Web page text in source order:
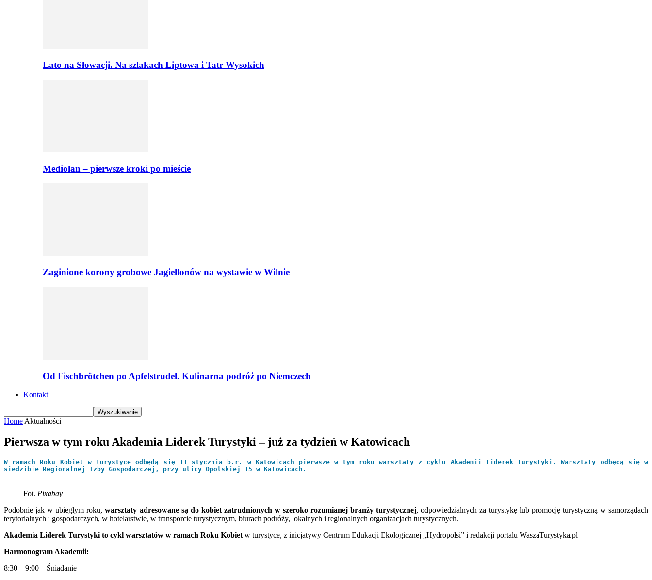
Lato na Słowacji. Na szlakach Liptowa i Tatr Wysokich
Mediolan – pierwsze kroki po mieście
Zaginione korony grobowe Jagiellonów na wystawie w Wilnie
Od Fischbrötchen po Apfelstrudel. Kulinarna podróż po Niemczech
Kontakt
Home Aktualności
Pierwsza w tym roku Akademia Liderek Turystyki – już za tydzień w Katowicach
W ramach Roku Kobiet w turystyce odbędą się 11 stycznia b.r. w Katowicach pierwsze w tym roku warsztaty z cyklu Akademii Liderek Turystyki. Warsztaty odbędą się w
siedzibie Regionalnej Izby Gospodarczej, przy ulicy Opolskiej 15 w Katowicach.
Fot. Pixabay
Podobnie jak w ubiegłym roku,warsztaty adresowane są do kobiet zatrudnionych w szeroko rozumianej branży turystycznej, odpowiedzialnych za turystykę lub promocję turystyczną w samorządach
terytorialnych i gospodarczych, w hotelarstwie, w transporcie turystycznym, biurach podróży, lokalnych i regionalnych organizacjach turystycznych.
Akademia Liderek Turystyki to cykl warsztatów w ramach Roku Kobiet w turystyce, z inicjatywy Centrum Edukacji Ekologicznej „Hydropolsi” i redakcji portalu WaszaTurystyka.pl
Harmonogram Akademii:
8:30 – 9:00 – Śniadanie